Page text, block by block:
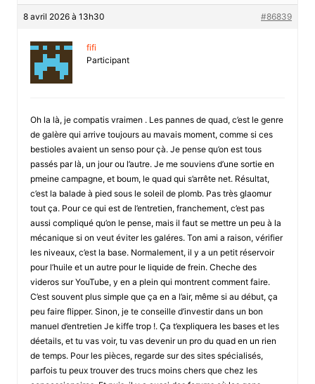
8 avril 2026 à 13h30 #86839
fifi
Participant
Oh la là, je compatis vraimen . Les pannes de quad, c’est le genre
de galère qui arrive toujours au mavais moment, comme si ces
bestioles avaient un senso pour çà. Je pense qu’on est tous
passés par là, un jour ou l’autre. Je me souviens d’une sortie en
pmeine campagne, et boum, le quad qui s’arrête net. Résultat,
c’est la balade à pied sous le soleil de plomb. Pas très glaomur
tout ça. Pour ce qui est de l’entretien, franchement, c’est pas
aussi compliqué qu’on le pense, mais il faut se mettre un peu à la
mécanique si on veut éviter les galéres. Ton ami a raison, vérifier
les niveaux, c’est la base. Normalement, il y a un petit réservoir
pour l’huile et un autre pour le liquide de frein. Cheche des
videros sur YouTube, y en a plein qui montrent comment faire.
C’est souvent plus simple que ça en a l’air, même si au début, ça
peu faire flipper. Sinon, je te conseille d’investir dans un bon
manuel d’entretien Je kiffe trop !. Ça t’expliquera les bases et les
déetails, et tu vas voir, tu vas devenir un pro du quad en un rien
de temps. Pour les pièces, regarde sur des sites spécialisés,
parfois tu peux trouver des trucs moins chers que chez les